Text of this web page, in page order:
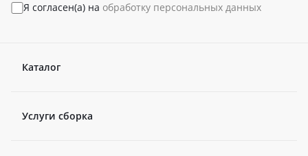
Я согласен(а) на обработку персональных данных
Каталог
Услуги сборка